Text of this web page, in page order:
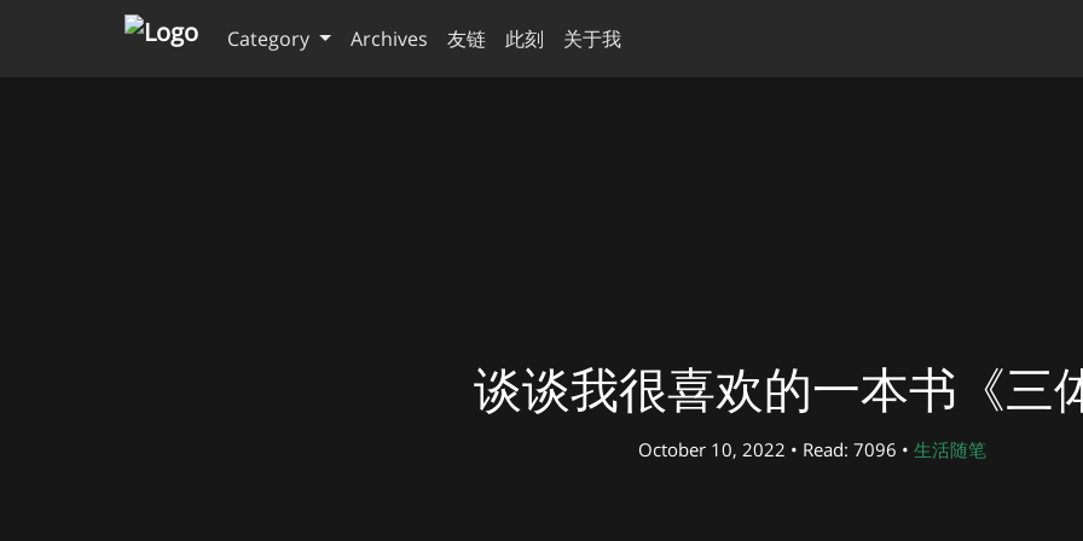
Category Archives 友链 此刻 关于我
谈谈我很喜欢的一本书《三
October 10, 2022 • Read: 7096 • 生活随笔